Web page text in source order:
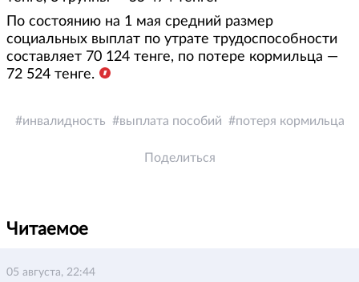
По состоянию на 1 мая средний размер
социальных выплат по утрате трудоспособности
составляет 70 124 тенге, по потере кормильца —
72 524 тенге.
инвалидность выплата пособий потеря кормильца
Поделиться
Читаемое
05 августа, 22:44